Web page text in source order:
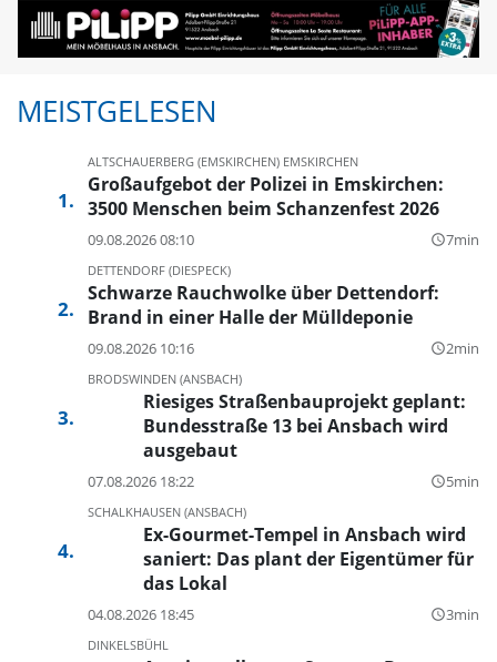
MEISTGELESEN
ALTSCHAUERBERG (EMSKIRCHEN) EMSKIRCHEN
Großaufgebot der Polizei in Emskirchen:
3500 Menschen beim Schanzenfest 2026
09.08.2026 08:10 query_builder7min
DETTENDORF (DIESPECK)
Schwarze Rauchwolke über Dettendorf:
Brand in einer Halle der Mülldeponie
09.08.2026 10:16 query_builder2min
BRODSWINDEN (ANSBACH)
Riesiges Straßenbauprojekt geplant:
Bundesstraße 13 bei Ansbach wird
ausgebaut
07.08.2026 18:22 query_builder5min
SCHALKHAUSEN (ANSBACH)
Ex-Gourmet-Tempel in Ansbach wird
saniert: Das plant der Eigentümer für
das Lokal
04.08.2026 18:45 query_builder3min
DINKELSBÜHL